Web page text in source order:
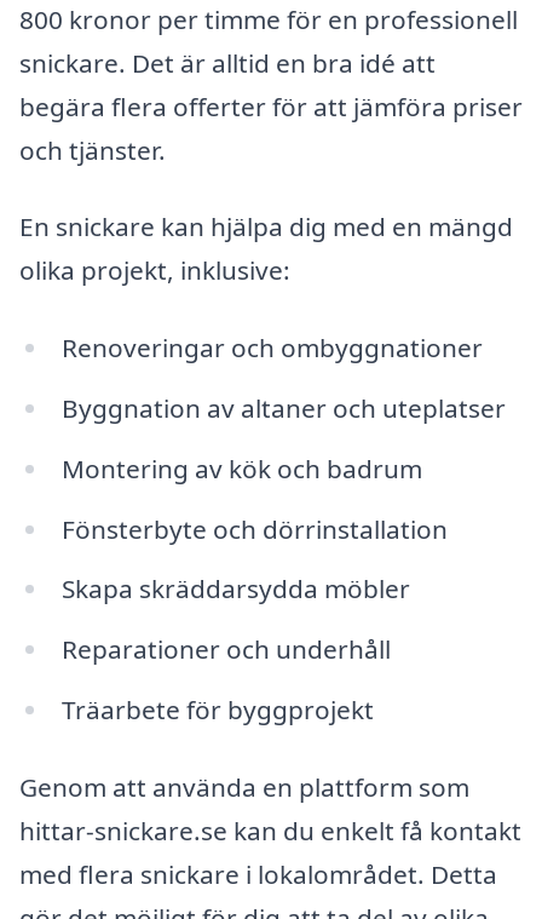
800 kronor per timme för en professionell
snickare. Det är alltid en bra idé att
begära flera offerter för att jämföra priser
och tjänster.
En snickare kan hjälpa dig med en mängd
olika projekt, inklusive:
Renoveringar och ombyggnationer
Byggnation av altaner och uteplatser
Montering av kök och badrum
Fönsterbyte och dörrinstallation
Skapa skräddarsydda möbler
Reparationer och underhåll
Träarbete för byggprojekt
Genom att använda en plattform som
hittar-snickare.se kan du enkelt få kontakt
med flera snickare i lokalområdet. Detta